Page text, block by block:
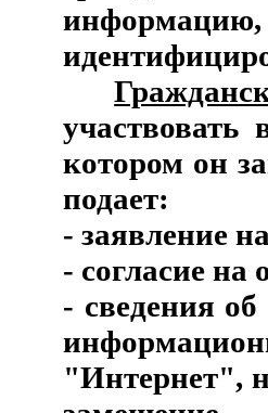
участвовать
котором он
подает:
- заявление
- согласие
- сведения
"Интернет",